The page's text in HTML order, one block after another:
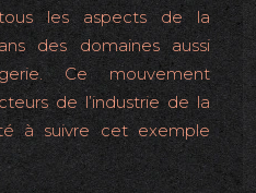
les aspects de la
des domaines aussi
Ce mouvement
de l’industrie de la
à suivre cet exemple